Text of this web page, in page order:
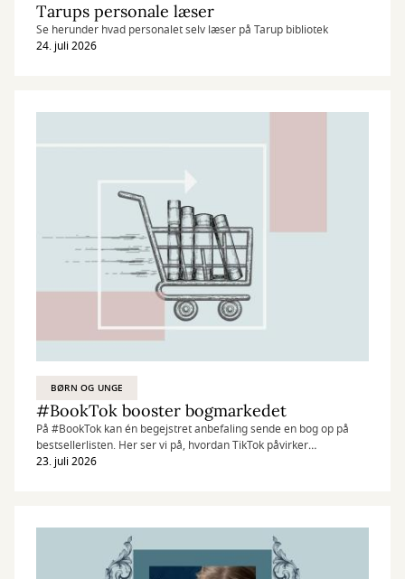
Tarups personale læser
Se herunder hvad personalet selv læser på Tarup bibliotek
24. juli 2026
BØRN OG UNGE
#BookTok booster bogmarkedet
På #BookTok kan én begejstret anbefaling sende en bog op på
bestsellerlisten. Her ser vi på, hvordan TikTok påvirker
bogmarkedet – og hvilke titler læserne kaster sig over lige nu.
23. juli 2026